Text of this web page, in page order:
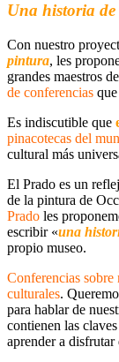
Una historia
Con nuestro
pintura, les
grandes maestros
de conferencias
Es indiscutible que
pinacotecas del
cultural más
El Prado es un
de la pintura de
Prado les
escribir «una
propio museo.
Conferencias sobre
culturales.
para hablar de
contienen las claves
aprender a disfrutar